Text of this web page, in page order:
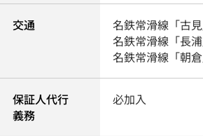
交通 名鉄常滑線 「古見
名鉄常滑線 「長浦
名鉄常滑線 「朝倉
保証人代行
義務
必加入